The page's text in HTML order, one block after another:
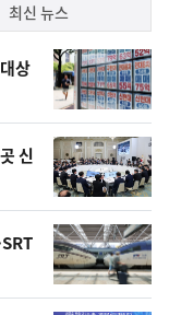
최신 뉴스
상
신